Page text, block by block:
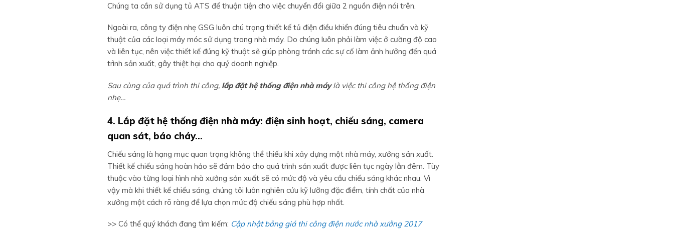
Chúng ta cần sử dụng tủ ATS để thuận tiện cho việc chuyển đổi giữa 2 nguồn điện nói trên.
Ngoài ra, công ty điện nhẹ GSG luôn chú trọng thiết kế tủ điện điều khiển đúng tiêu chuẩn và kỹ
thuật của các loại máy móc sử dụng trong nhà máy. Do chúng luôn phải làm việc ở cường độ cao
và liên tục, nên việc thiết kế đúng kỹ thuật sẽ giúp phòng tránh các sự cố làm ảnh hưởng đến quá
trình sản xuất, gây thiệt hại cho quý doanh nghiệp.
Sau cùng của quá trình thi công, lắp đặt hệ thống điện nhà máylà việc thi công hệ thống điện
nhẹ…
4. Lắp đặt hệ thống điện nhà máy: điện sinh hoạt, chiếu sáng, camera
quan sát, báo cháy…
Chiếu sáng là hạng mục quan trọng không thể thiếu khi xây dựng một nhà máy, xưởng sản xuất.
Thiết kế chiếu sáng hoàn hảo sẽ đảm bảo cho quá trình sản xuất được liên tục ngày lẫn đêm. Tùy
thuộc vào từng loại hình nhà xưởng sản xuất sẽ có mức độ và yêu cầu chiếu sáng khác nhau. Vì
vậy mà khi thiết kế chiếu sáng, chúng tôi luôn nghiên cứu kỹ lưỡng đặc điểm, tính chất của nhà
xưởng một cách rõ ràng để lựa chọn mức độ chiếu sáng phù hợp nhất.
>> Có thể quý khách đang tìm kiếm: Cập nhật bảng giá thi công điện nước nhà xưởng 2017